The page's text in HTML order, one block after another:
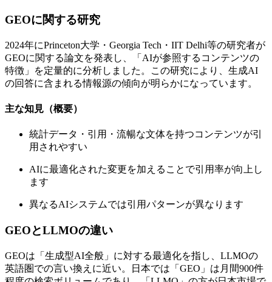
GEOに関する研究
2024年にPrinceton大学・Georgia Tech・IIT Delhi等の研究者が
GEOに関する論文を発表し、「AIが参照するコンテンツの
特徴」を定量的に分析しました。この研究により、生成AI
の回答に含まれる情報源の傾向が明らかになっています。
主な知見（概要）
統計データ・引用・流暢な文体を持つコンテンツが引
用されやすい
AIに最適化された変更を加えることで引用率が向上し
ます
異なるAIシステムでは引用パターンが異なります
GEOとLLMOの違い
GEOは「生成型AI全般」に対する最適化を指し、LLMOの
英語圏での言い換えに近い。日本では「GEO」は月間900件